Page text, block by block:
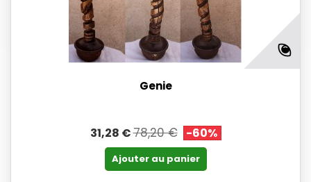
Genie
31,28 €78,20 € -60%
Ajouter au panier